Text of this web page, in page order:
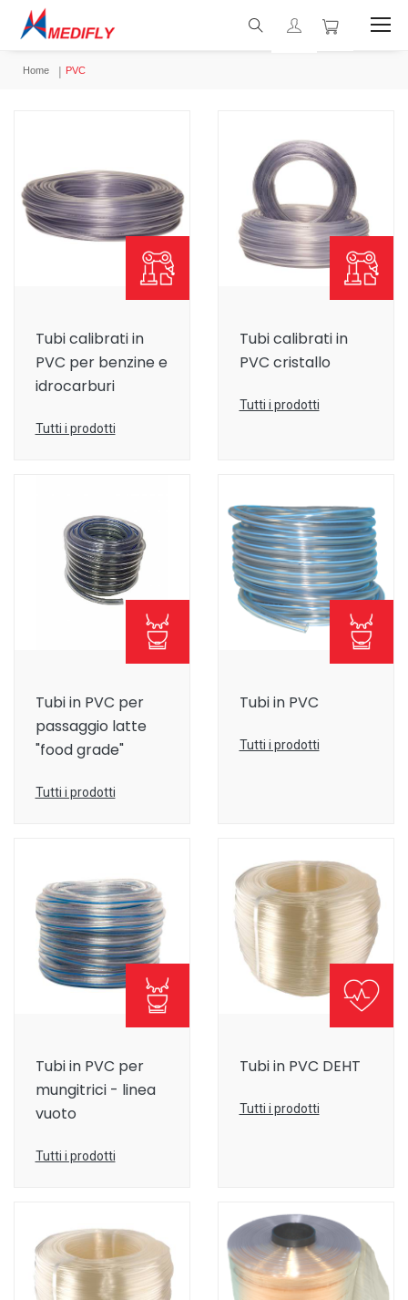
Home PVC
Tubi calibrati in
PVC per benzine e
idrocarburi
Tutti i prodotti
Tubi calibrati in
PVC cristallo
Tutti i prodotti
Tubi in PVC per
passaggio latte
"food grade"
Tutti i prodotti
Tubi in PVC
Tutti i prodotti
Tubi in PVC per
mungitrici - linea
vuoto
Tutti i prodotti
Tubi in PVC DEHT
Tutti i prodotti